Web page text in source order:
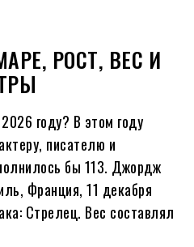
РОСТ, ВЕС И
2026 году? В этом году
писателю и
бы 113. Джордж
Франция, 11 декабря
Стрелец. Вес составлял